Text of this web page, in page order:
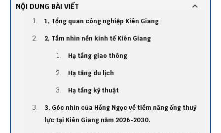
NỘI DUNG BÀI VIẾT
1, Tổng quan công nghiệp Kiên Giang
2, Tầm nhìn nền kinh tế Kiên Giang
Hạ tầng giao thông
Hạ tầng du lịch
Hạ tầng kỹ thuật
3, Góc nhìn của Hồng Ngọc về tiềm năng ống thuỷ
lực tại Kiên Giang năm 2026-2030.